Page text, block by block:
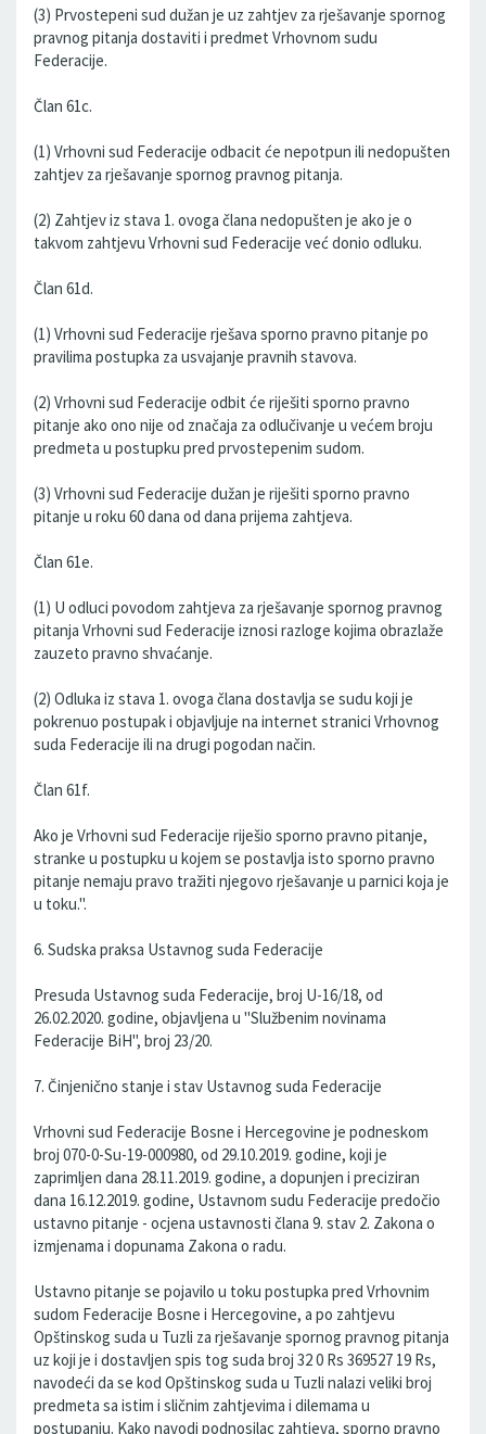
(3) Prvostepeni sud dužan je uz zahtjev za rješavanje spornog
pravnog pitanja dostaviti i predmet Vrhovnom sudu
Federacije.
Član 61c.
(1) Vrhovni sud Federacije odbacit će nepotpun ili nedopušten
zahtjev za rješavanje spornog pravnog pitanja.
(2) Zahtjev iz stava 1. ovoga člana nedopušten je ako je o
takvom zahtjevu Vrhovni sud Federacije već donio odluku.
Član 61d.
(1) Vrhovni sud Federacije rješava sporno pravno pitanje po
pravilima postupka za usvajanje pravnih stavova.
(2) Vrhovni sud Federacije odbit će riješiti sporno pravno
pitanje ako ono nije od značaja za odlučivanje u većem broju
predmeta u postupku pred prvostepenim sudom.
(3) Vrhovni sud Federacije dužan je riješiti sporno pravno
pitanje u roku 60 dana od dana prijema zahtjeva.
Član 61e.
(1) U odluci povodom zahtjeva za rješavanje spornog pravnog
pitanja Vrhovni sud Federacije iznosi razloge kojima obrazlaže
zauzeto pravno shvaćanje.
(2) Odluka iz stava 1. ovoga člana dostavlja se sudu koji je
pokrenuo postupak i objavljuje na internet stranici Vrhovnog
suda Federacije ili na drugi pogodan način.
Član 61f.
Ako je Vrhovni sud Federacije riješio sporno pravno pitanje,
stranke u postupku u kojem se postavlja isto sporno pravno
pitanje nemaju pravo tražiti njegovo rješavanje u parnici koja je
u toku.".
6. Sudska praksa Ustavnog suda Federacije
Presuda Ustavnog suda Federacije, broj U-16/18, od
26.02.2020. godine, objavljena u "Službenim novinama
Federacije BiH", broj 23/20.
7. Činjenično stanje i stav Ustavnog suda Federacije
Vrhovni sud Federacije Bosne i Hercegovine je podneskom
broj 070-0-Su-19-000980, od 29.10.2019. godine, koji je
zaprimljen dana 28.11.2019. godine, a dopunjen i preciziran
dana 16.12.2019. godine, Ustavnom sudu Federacije predočio
ustavno pitanje - ocjena ustavnosti člana 9. stav 2. Zakona o
izmjenama i dopunama Zakona o radu.
Ustavno pitanje se pojavilo u toku postupka pred Vrhovnim
sudom Federacije Bosne i Hercegovine, a po zahtjevu
Opštinskog suda u Tuzli za rješavanje spornog pravnog pitanja
uz koji je i dostavljen spis tog suda broj 32 0 Rs 369527 19 Rs,
navodeći da se kod Opštinskog suda u Tuzli nalazi veliki broj
predmeta sa istim i sličnim zahtjevima i dilemama u
postupanju. Kako navodi podnosilac zahtjeva, sporno pravno